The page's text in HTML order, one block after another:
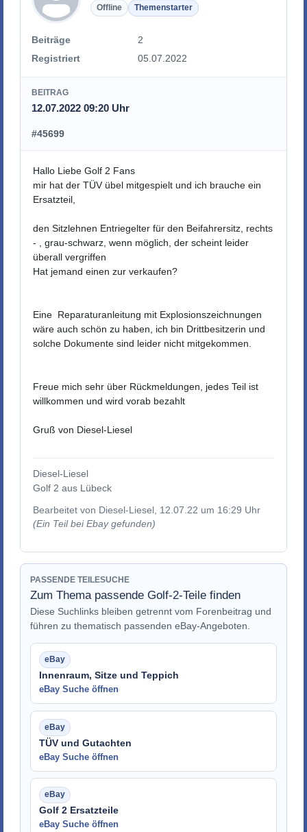
Offline Themenstarter
Beiträge
2
Registriert
05.07.2022
BEITRAG
12.07.2022 09:20 Uhr
#45699
Hallo Liebe Golf 2 Fans
mir hat der TÜV übel mitgespielt und ich brauche ein
Ersatzteil,
den Sitzlehnen Entriegelter für den Beifahrersitz, rechts
- , grau-schwarz, wenn möglich, der scheint leider
überall vergriffen
Hat jemand einen zur verkaufen?
Eine Reparaturanleitung mit Explosionszeichnungen
wäre auch schön zu haben, ich bin Drittbesitzerin und
solche Dokumente sind leider nicht mitgekommen.
Freue mich sehr über Rückmeldungen, jedes Teil ist
willkommen und wird vorab bezahlt
Gruß von Diesel-Liesel
Diesel-Liesel
Golf 2 aus Lübeck
Bearbeitet von Diesel-Liesel, 12.07.22 um 16:29 Uhr
(Ein Teil bei Ebay gefunden)
PASSENDE TEILESUCHE
Zum Thema passende Golf-2-Teile finden
Diese Suchlinks bleiben getrennt vom Forenbeitrag und
führen zu thematisch passenden eBay-Angeboten.
Innenraum, Sitze und Teppich
eBay Suche öffnen
TÜV und Gutachten
eBay Suche öffnen
Golf 2 Ersatzteile
eBay Suche öffnen